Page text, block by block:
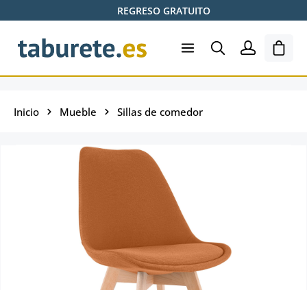
Saltar al contenido principalREGRESO GRATUITO
El
Inicio Mueble Sillas de comedor